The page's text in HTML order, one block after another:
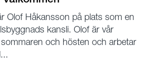
Olof Håkansson på plats som en
kansli. Olof är vår
och hösten och arbetar